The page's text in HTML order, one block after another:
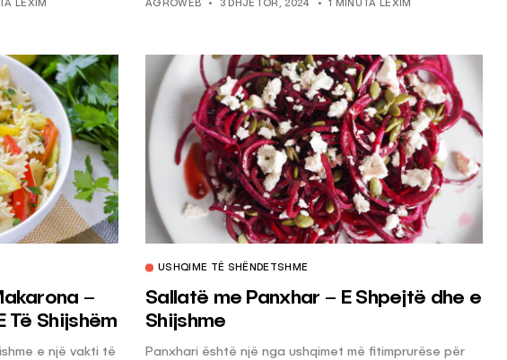
LEXIM AGROWEB 3 DHJETOR, 2024 1 MINUTA LEXIM
–
Të Shijshëm
e një vakti të
USHQIME TË SHËNDETSHME
Sallatë me Panxhar – E Shpejtë dhe e
Shijshme
Panxhari është një nga ushqimet më fitimprurëse për